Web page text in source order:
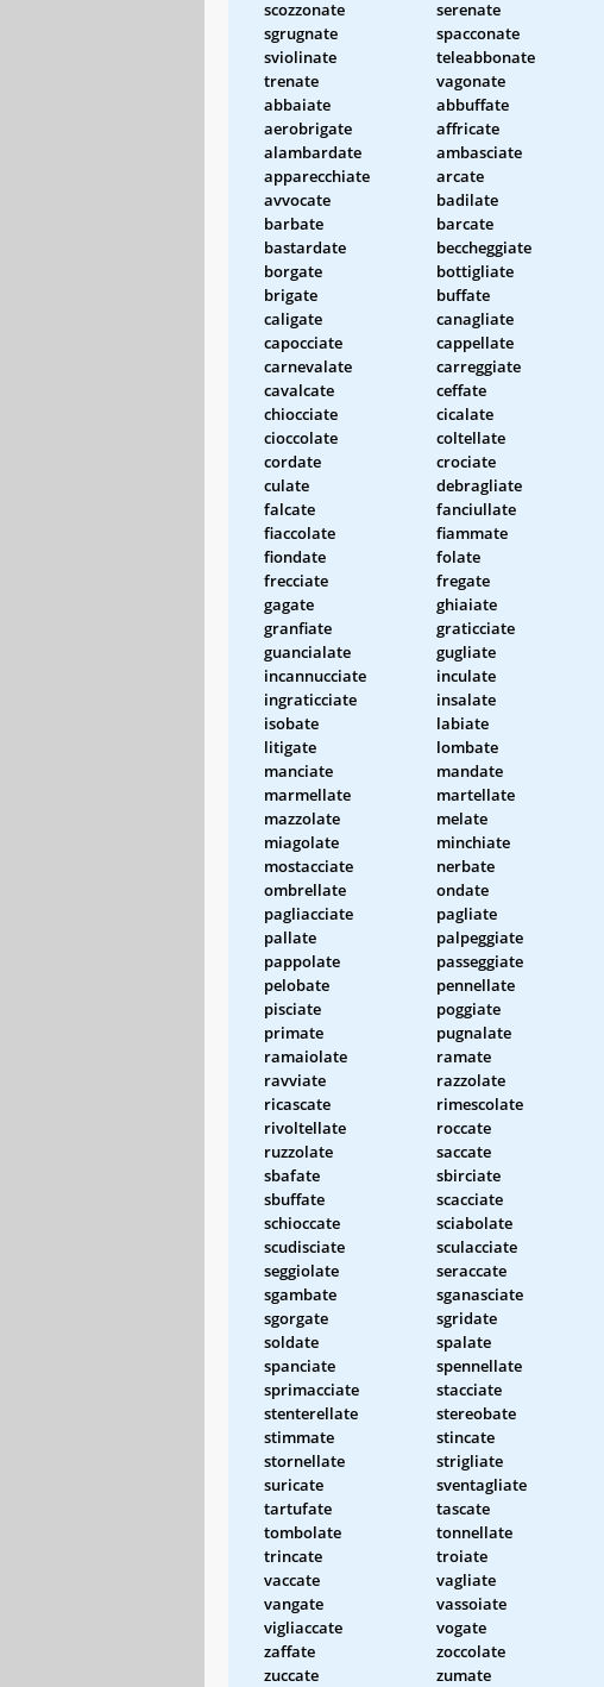
scozzonate
serenate
sgrugnate
spacconate
sviolinate
teleabbonate
trenate
vagonate
abbaiate
abbuffate
aerobrigate
affricate
alambardate
ambasciate
apparecchiate
arcate
avvocate
badilate
barbate
barcate
bastardate
beccheggiate
borgate
bottigliate
brigate
buffate
caligate
canagliate
capocciate
cappellate
carnevalate
carreggiate
cavalcate
ceffate
chiocciate
cicalate
cioccolate
coltellate
cordate
crociate
culate
debragliate
falcate
fanciullate
fiaccolate
fiammate
fiondate
folate
frecciate
fregate
gagate
ghiaiate
granfiate
graticciate
guancialate
gugliate
incannucciate
inculate
ingraticciate
insalate
isobate
labiate
litigate
lombate
manciate
mandate
marmellate
martellate
mazzolate
melate
miagolate
minchiate
mostacciate
nerbate
ombrellate
ondate
pagliacciate
pagliate
pallate
palpeggiate
pappolate
passeggiate
pelobate
pennellate
pisciate
poggiate
primate
pugnalate
ramaiolate
ramate
ravviate
razzolate
ricascate
rimescolate
rivoltellate
roccate
ruzzolate
saccate
sbafate
sbirciate
sbuffate
scacciate
schioccate
sciabolate
scudisciate
sculacciate
seggiolate
seraccate
sgambate
sganasciate
sgorgate
sgridate
soldate
spalate
spanciate
spennellate
sprimacciate
stacciate
stenterellate
stereobate
stimmate
stincate
stornellate
strigliate
suricate
sventagliate
tartufate
tascate
tombolate
tonnellate
trincate
troiate
vaccate
vagliate
vangate
vassoiate
vigliaccate
vogate
zaffate
zoccolate
zuccate
zumate